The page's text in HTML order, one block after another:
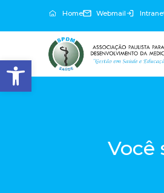
Abrir a barra de ferramentas
Home Webmail
Você